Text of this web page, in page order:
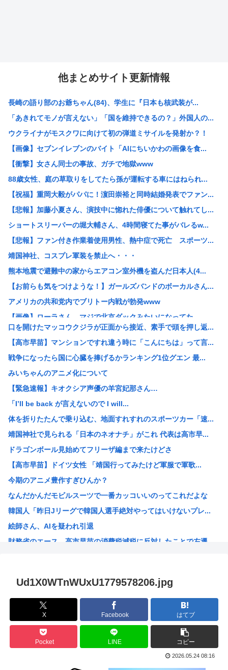
他まとめサイト更新情報
長崎の語り部のお爺ちゃん(84)、学生に『日本も核武装が...
「あきれてモノが言えない」「国を維持できるの？」外国人の...
ウクライナがモスクワに向けて初の弾道ミサイルを発射か？！
【画像】セブンイレブンのバイト「AIにちいかわの画像を食...
【衝撃】女さん同士の事故、ガチで地獄www
88歳女性、庭の草取りをしてたら孫が運転する車にはねられ...
【祝福】重岡大毅がパパに！濵田崇裕と同時結婚発表でファン...
【悲報】加藤小夏さん、演技中に惚れた俳優について触れてし...
ショートスリーパーの堀大輔さん、4時間寝てた事がバレるw...
【悲報】ファン付き作業着使用男性、熱中症で死亡 スポーツ...
靖国神社、コスプレ軍装を禁止へ・・・
熊本地震で避難中の家からエアコン室外機を盗んだ日本人(4...
【お前らも気をつけような！】ガールズバンドのボーカルさん...
アメリカの共和党内でブリトー内戦が勃発www
【画像】ローラさん、マジで北京ダックみたいになってた
警視庁の担当者「飯塚幸三を逮捕しなくていい理由を考えるた...
財務省のエース、高市早苗の消費税減税に反対したことで左遷...
【高市早苗】靖国神社「神社内で日本軍の服着たりするのやめ...
【悲報】レズ「女と付き合うの地獄すぎる、男はどうやって耐...
【悲報】八王子の夏祭り、衛生管理終わってた
【悲報】ショートスリーパー堀、誹謗中傷を受けて突然泣き出...
【放送事故】秋田県のオンライン会見、職員が『バスローブ姿...
台風15号｢チャンホン｣の進路なんやねんこれ
【悲報】「シャトレーゼ」とか言う店名、フランス人に馬鹿に...
琵琶湖三市同時花火大会、開催中止を発表 場所時刻不明・許...
高市早苗のニュース記事、コメント欄閉鎖…
【悲報】令和最新の浴衣、痴女呼ばわりされる
先日エアコンの効きが悪いと右往左往してた奴やが
【悲報】鬼滅があそこまでヒットしたのってやっぱ「ノイズ」...
口を開けたマッコウクジラが正面から接近、素手で頭を押し返...
【高市早苗】マンションですれ違う時に「こんにちは」って言...
戦争になったら国に心臓を捧げるかランキング1位グエン 最...
みいちゃんのアニメ化について
【緊急速報】キオクシア声優の羊宮妃那さん…
「I’ll be back が言えないので I will...
体を折りたたんで乗り込む、地面すれすれのスポーツカー「速...
靖国神社で見られる「日本のネオナチ」がこれ 代表は高市早...
ドラゴンボール見始めてフリーザ編まで来たけどさ
【高市早苗】ドイツ女性 「靖国行ってみたけど軍服で軍歌...
今期のアニメ豊作すぎひんか？
なんだかんだモビルスーツで一番カッコいいのってこれだよな
韓国人「昨日Jリーグで韓国人選手絶対やってはいけないプレ...
絵師さん、AIを疑われ引退
財務省のエース、高市早苗の消費税減税に反対したことで左遷...
音楽生成AI「Suno」著作権侵害判決 人「人の曲を聴き...
海外「今年、夏の暑さが厳しい日本でこんなものが売れてるら...
海外「神アニメだわ」2026年夏アニメ海外人気ランキング...
ハンターハンター、メインヒロインがいない
韓国人「韓国のイメージ失墜は免れないのか？2011〜12...
Ud1X0WTnWUxU1779578206.jpg
X Facebook はてブ
Pocket LINE コピー
2026.05.24 08:16